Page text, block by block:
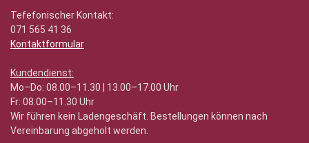
Tefefonischer Kontakt:
071 565 41 36
Kontaktformular
Kundendienst:
Mo–Do: 08.00–11.30 | 13.00–17.00 Uhr
Fr: 08.00–11.30 Uhr
Wir führen kein Ladengeschäft. Bestellungen können nach
Vereinbarung abgeholt werden.